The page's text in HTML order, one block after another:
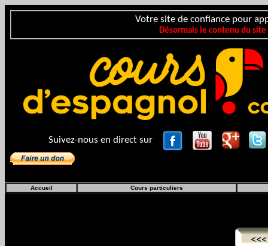
Votre site de confiance pour
Désormais le contenu du
Suivez-nous en direct sur
Accueil Cours particuliers